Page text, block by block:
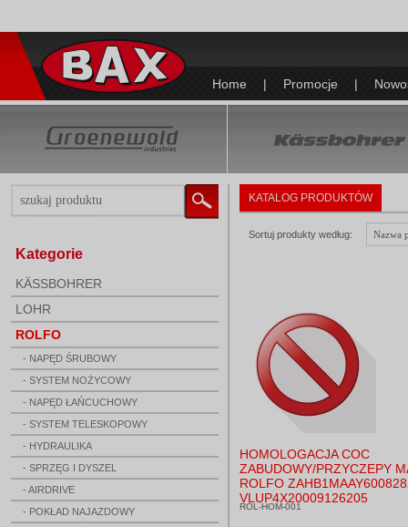
Home | Promocje |
Kategorie
KÄSSBOHRER
LOHR
ROLFO
- NAPĘD ŚRUBOWY
- SYSTEM NOŻYCOWY
- NAPĘD ŁAŃCUCHOWY
- SYSTEM TELESKOPOWY
- HYDRAULIKA
- SPRZĘG I DYSZEL
- AIRDRIVE
- POKŁAD NAJAZDOWY
KATALOG PRODUKTÓW
Sortuj produkty według:
HOMOLOGACJA COC
ZABUDOWY/PRZYCZEPY
ROLFO
VLUP4X20009126205
ROL-HOM-001